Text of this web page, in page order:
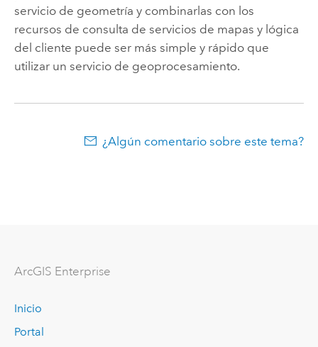
servicio de geometría y combinarlas con los
recursos de consulta de servicios de mapas y lógica
del cliente puede ser más simple y rápido que
utilizar un servicio de geoprocesamiento.
¿Algún comentario sobre este tema?
ArcGIS Enterprise
Inicio
Portal